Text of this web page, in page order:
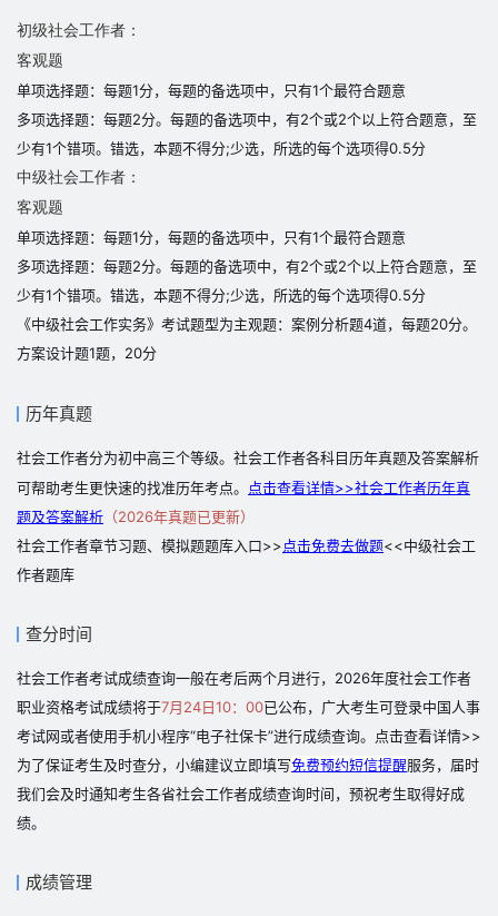
初级社会工作者：
客观题
单项选择题：每题1分，每题的备选项中，只有1个最符合题意
多项选择题：每题2分。每题的备选项中，有2个或2个以上符合题意，至
少有1个错项。错选，本题不得分;少选，所选的每个选项得0.5分
中级社会工作者：
客观题
单项选择题：每题1分，每题的备选项中，只有1个最符合题意
多项选择题：每题2分。每题的备选项中，有2个或2个以上符合题意，至
少有1个错项。错选，本题不得分;少选，所选的每个选项得0.5分
《中级社会工作实务》考试题型为主观题：案例分析题4道，每题20分。
方案设计题1题，20分
历年真题
社会工作者分为初中高三个等级。社会工作者各科目历年真题及答案解析
可帮助考生更快速的找准历年考点。
点击查看详情>>社会工作者历年真
题及答案解析 （2026年真题已更新）
社会工作者章节习题、模拟题题库入口>>点击免费去做题<<中级社会工
作者题库
查分时间
社会工作者考试成绩查询一般在考后两个月进行，2026年度社会工作者
职业资格考试成绩将于7月24日10：00已公布，广大考生可登录中国人事
考试网或者使用手机小程序“电子社保卡”进行成绩查询。点击查看详情>>
为了保证考生及时查分，小编建议立即填写免费预约短信提醒服务，届时
我们会及时通知考生各省社会工作者成绩查询时间，预祝考生取得好成
绩。
成绩管理